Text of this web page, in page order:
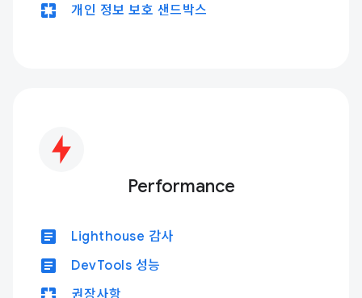
pages 개인 정보 보호 샌드박스
Performance
article Lighthouse 감사
article DevTools 성능
권장사항